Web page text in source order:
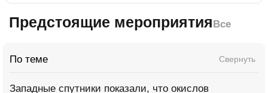
Предстоящие мероприятияВсе
По теме Свернуть
Западные спутники показали, что окислов